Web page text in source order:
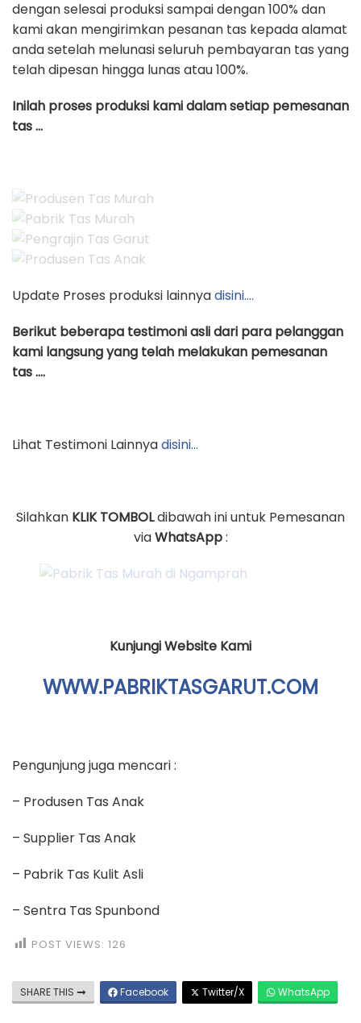
dengan selesai produksi sampai dengan 100% dan
kami akan mengirimkan pesanan tas kepada alamat
anda setelah melunasi seluruh pembayaran tas yang
telah dipesan hingga lunas atau 100%.
Inilah proses produksi kami dalam setiap pemesanan
tas …
Update Proses produksi lainnyadisini….
Berikut beberapa testimoni asli dari para pelanggan
kami langsung yang telah melakukan pemesanan
tas ….
Lihat Testimoni Lainnyadisini…
Silahkan KLIK TOMBOLdibawah ini untuk Pemesanan
viaWhatsApp:
Kunjungi Website Kami
WWW.PABRIKTASGARUT.COM
Pengunjung juga mencari :
– Produsen Tas Anak
– Supplier Tas Anak
– Pabrik Tas Kulit Asli
– Sentra Tas Spunbond
POST VIEWS: 126
SHARE THIS Facebook Twitter/X WhatsApp